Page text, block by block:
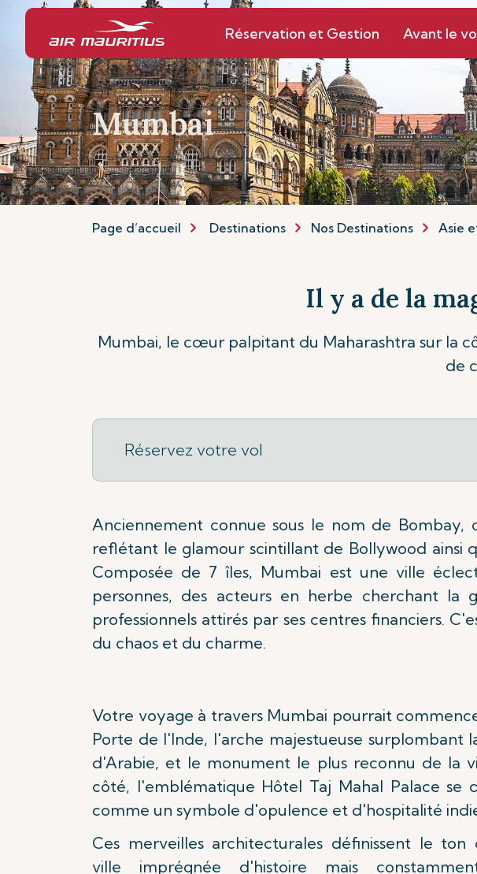
Réservation et Gestion Avant le
Mumbai
Page d’accueil Destinations Nos Destinations Asie
Il y a de la
Mumbai, le cœur palpitant du Maharashtra sur la
de
Réservez votre vol
Anciennement connue sous le nom de
reflétant le glamour scintillant de Bollywood ainsi
Composée de 7 îles, Mumbai est une ville
personnes, des acteurs en herbe cherchant la
professionnels attirés par ses centres financiers.
du chaos et du charme.
Votre voyage à travers Mumbai pourrait
Porte de l'Inde, l'arche majestueuse surplombant
d'Arabie, et le monument le plus reconnu de la
côté, l'emblématique Hôtel Taj Mahal Palace se
comme un symbole d'opulence et d'hospitalité
Ces merveilles architecturales définissent le ton
ville imprégnée d'histoire mais